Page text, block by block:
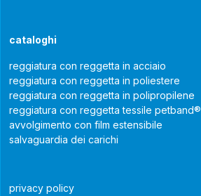
cataloghi
reggiatura con reggetta in acciaio
reggiatura con reggetta in poliestere
reggiatura con reggetta in polipropilene
reggiatura con reggetta tessile petband®
avvolgimento con film estensibile
salvaguardia dei carichi
privacy policy